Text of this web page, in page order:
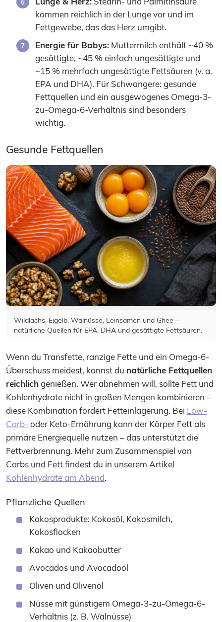
kommen reichlich in der Lunge vor und im
Fettgewebe, das das Herz umgibt.
Energie für Babys: Muttermilch enthält ~40 %
gesättigte, ~45 % einfach ungesättigte und
~15 % mehrfach ungesättigte Fettsäuren (v. a.
EPA und DHA). Für Schwangere: gesunde
Fettquellen und ein ausgewogenes Omega-3-
zu-Omega-6-Verhältnis sind besonders
wichtig.
Gesunde Fettquellen
Wildlachs, Eigelb, Walnüsse, Leinsamen und Ghee –
natürliche Quellen für EPA, DHA und gesättigte Fettsäuren.
Wenn du Transfette, ranzige Fette und ein Omega-6-
Überschuss meidest, kannst du natürliche Fettquellen
reichlichgenießen. Wer abnehmen will, sollte Fett und
Kohlenhydrate nicht in großen Mengen kombinieren –
diese Kombination fördert Fetteinlagerung. Bei Low-
Carb- oder Keto-Ernährung kann der Körper Fett als
primäre Energiequelle nutzen – das unterstützt die
Fettverbrennung. Mehr zum Zusammenspiel von
Carbs und Fett findest du in unserem Artikel
Kohlenhydrate am Abend.
Pflanzliche Quellen
Kokosprodukte: Kokosöl, Kokosmilch,
Kokosflocken
Kakao und Kakaobutter
Avocados und Avocadoöl
Oliven und Olivenöl
Nüsse mit günstigem Omega-3-zu-Omega-6-
Verhältnis (z. B. Walnüsse)